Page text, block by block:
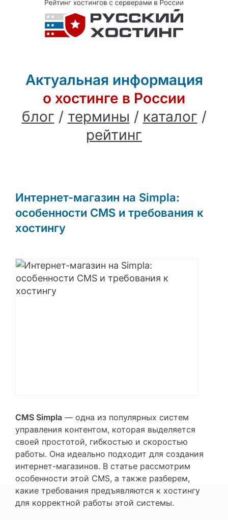
Актуальная информация
о хостинге в России
блог / термины / каталог /
рейтинг
Интернет-магазин на Simpla:
особенности CMS и требования к
хостингу
CMS Simpla — одна из популярных систем
управления контентом, которая выделяется
своей простотой, гибкостью и скоростью
работы. Она идеально подходит для создания
интернет-магазинов. В статье рассмотрим
особенности этой CMS, а также разберем,
какие требования предъявляются к хостингу
для корректной работы этой системы.